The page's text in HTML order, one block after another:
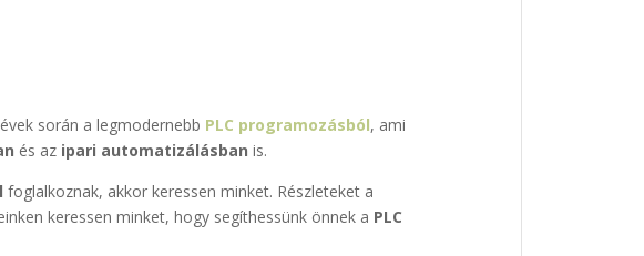
során a legmodernebb PLC programozásból, ami
és az ipari automatizálásban is.
foglalkoznak, akkor keressen minket. Részleteket a
keressen minket, hogy segíthessünk önnek a PLC